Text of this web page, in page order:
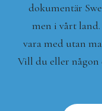
dokumentär
men i vårt
vara med utan
Vill du eller någon